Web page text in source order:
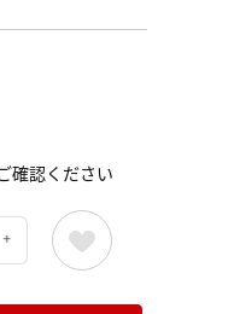
確認ください